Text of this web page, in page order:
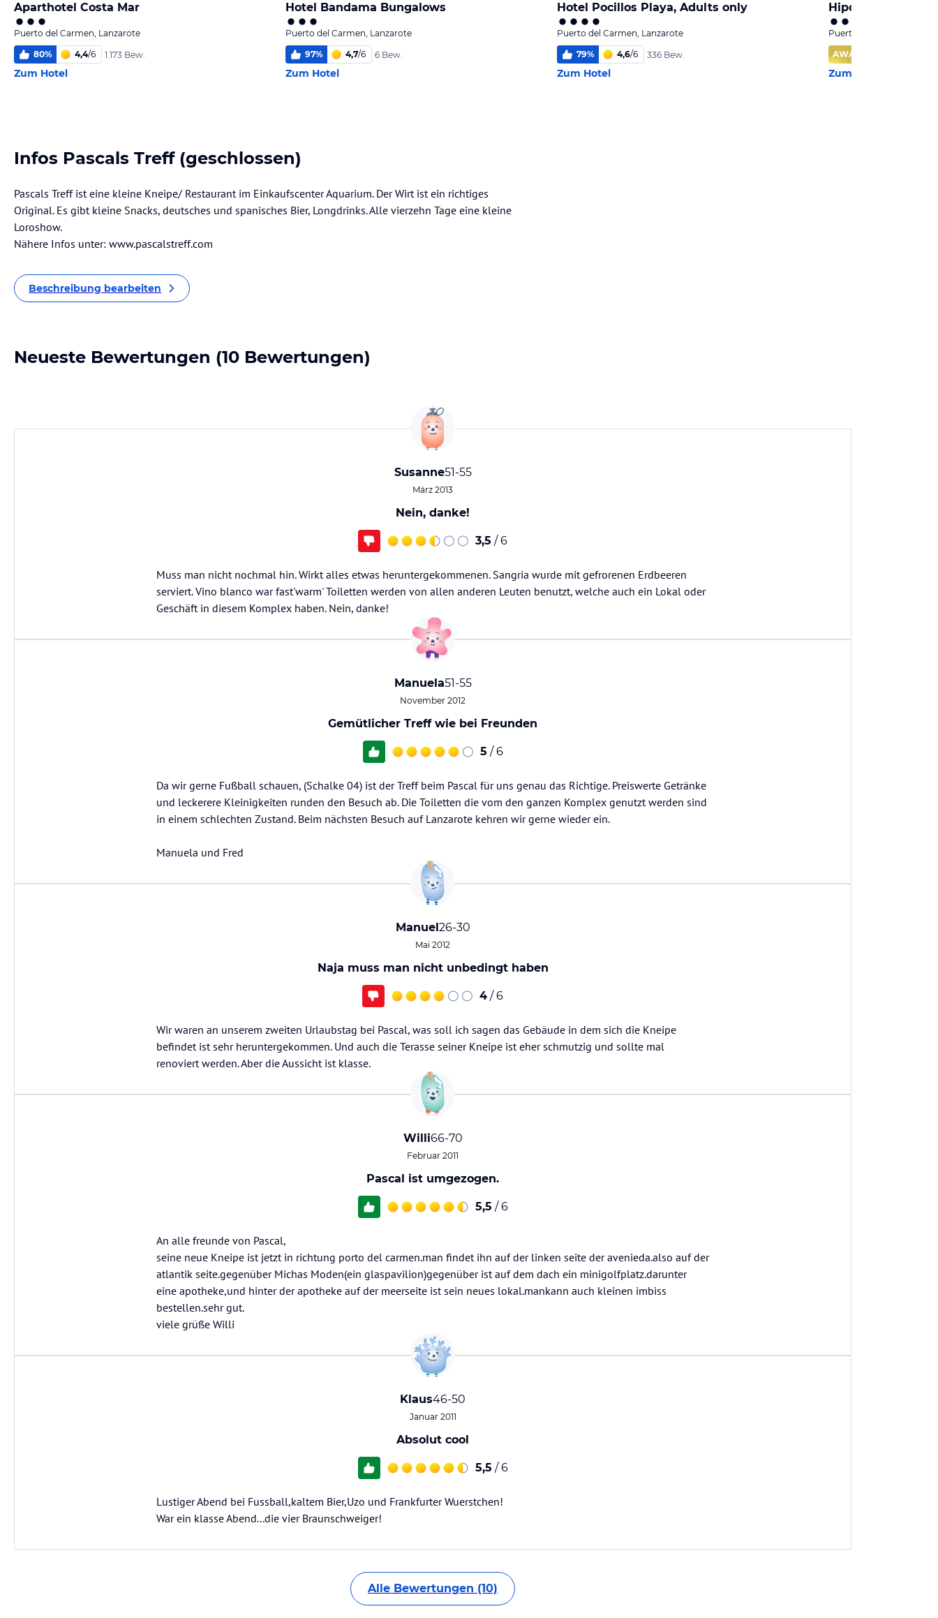
Aparthotel Costa Mar
Puerto del Carmen, Lanzarote
80% 4,4/6 1.173 Bew.
Zum Hotel
Hotel Bandama Bungalows
Puerto del Carmen, Lanzarote
97% 4,7/6 6 Bew.
Zum Hotel
Hotel Pocillos Playa, Adults only
Puerto del Carmen, Lanzarote
79% 4,6/6 336 Bew.
Zum Hotel
Hipotels La Geria
Puerto del Carmen,
AWARD
Zum Hotel
Infos Pascals Treff (geschlossen)
Pascals Treff ist eine kleine Kneipe/ Restaurant im Einkaufscenter Aquarium. Der Wirt ist ein richtiges
Original. Es gibt kleine Snacks, deutsches und spanisches Bier, Longdrinks. Alle vierzehn Tage eine kleine
Loroshow.
Nähere Infos unter: www.pascalstreff.com
Beschreibung bearbeiten
Neueste Bewertungen (10 Bewertungen)
Susanne51-55
März 2013
Nein, danke!
3,5 / 6
Muss man nicht nochmal hin. Wirkt alles etwas heruntergekommenen. Sangria wurde mit gefrorenen Erdbeeren
serviert. Vino blanco war fast'warm' Toiletten werden von allen anderen Leuten benutzt, welche auch ein Lokal oder
Geschäft in diesem Komplex haben. Nein, danke!
Manuela51-55
November 2012
Gemütlicher Treff wie bei Freunden
5 / 6
Da wir gerne Fußball schauen, (Schalke 04) ist der Treff beim Pascal für uns genau das Richtige. Preiswerte Getränke
und leckerere Kleinigkeiten runden den Besuch ab. Die Toiletten die vom den ganzen Komplex genutzt werden sind
in einem schlechten Zustand. Beim nächsten Besuch auf Lanzarote kehren wir gerne wieder ein.
Manuela und Fred
Manuel26-30
Mai 2012
Naja muss man nicht unbedingt haben
4 / 6
Wir waren an unserem zweiten Urlaubstag bei Pascal, was soll ich sagen das Gebäude in dem sich die Kneipe
befindet ist sehr heruntergekommen. Und auch die Terasse seiner Kneipe ist eher schmutzig und sollte mal
renoviert werden. Aber die Aussicht ist klasse.
Willi66-70
Februar 2011
Pascal ist umgezogen.
5,5 / 6
An alle freunde von Pascal,
seine neue Kneipe ist jetzt in richtung porto del carmen.man findet ihn auf der linken seite der avenieda.also auf der
atlantik seite.gegenüber Michas Moden(ein glaspavilion)gegenüber ist auf dem dach ein minigolfplatz.darunter
eine apotheke,und hinter der apotheke auf der meerseite ist sein neues lokal.mankann auch kleinen imbiss
bestellen.sehr gut.
viele grüße Willi
Klaus46-50
Januar 2011
Absolut cool
5,5 / 6
Lustiger Abend bei Fussball,kaltem Bier,Uzo und Frankfurter Wuerstchen!
War ein klasse Abend...die vier Braunschweiger!
Alle Bewertungen (10)